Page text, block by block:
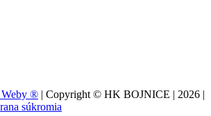
® | Copyright © HK BOJNICE | 2026 |
súkromia